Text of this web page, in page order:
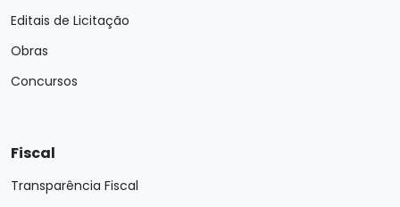
Editais de Licitação
Obras
Concursos
Fiscal
Transparência Fiscal